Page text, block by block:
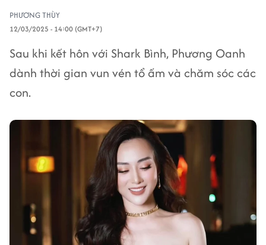
PHƯƠNG THÙY
12/03/2025 - 14:00 (GMT+7)
Sau khi kết hôn với Shark Bình, Phương Oanh
dành thời gian vun vén tổ ấm và chăm sóc các
con.